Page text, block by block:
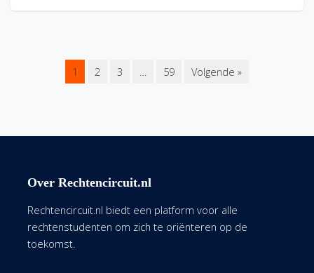
1 2 3 … 59 Volgende »
Over Rechtencircuit.nl
Rechtencircuit.nl biedt een platform voor alle
rechtenstudenten om zich te oriënteren op de
toekomst.